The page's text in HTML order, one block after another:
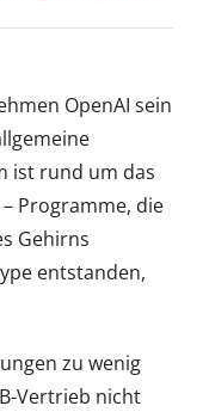
OpenAI sein
ist rund um das
– Programme, die
Gehirns
entstanden,
zu wenig
Vertrieb nicht